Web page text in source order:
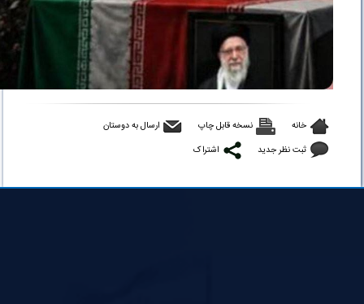
خانه نسخه قابل چاپ
ارسال به دوستان
ثبت نظر جدید
اشتراک